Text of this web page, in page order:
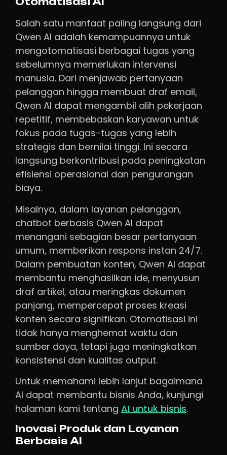
Salah satu manfaat paling langsung dari
Qwen AI adalah kemampuannya untuk
mengotomatisasi berbagai tugas yang
sebelumnya memerlukan intervensi
manusia. Dari menjawab pertanyaan
pelanggan hingga membuat draf email,
Qwen AI dapat mengambil alih pekerjaan
repetitif, membebaskan karyawan untuk
fokus pada tugas-tugas yang lebih
strategis dan bernilai tinggi. Ini secara
langsung berkontribusi pada peningkatan
efisiensi operasional dan pengurangan
biaya.
Misalnya, dalam layanan pelanggan,
chatbot berbasis Qwen AI dapat
menangani sebagian besar pertanyaan
umum, memberikan respons instan 24/7.
Dalam pembuatan konten, Qwen AI dapat
membantu menghasilkan ide, menyusun
draf artikel, atau meringkas dokumen
panjang, mempercepat proses kreasi
konten secara signifikan. Otomatisasi ini
tidak hanya menghemat waktu dan
sumber daya, tetapi juga meningkatkan
konsistensi dan kualitas output.
Untuk memahami lebih lanjut bagaimana
AI dapat membantu bisnis Anda, kunjungi
halaman kami tentang AI untuk bisnis.
Inovasi Produk dan Layanan
Berbasis AI